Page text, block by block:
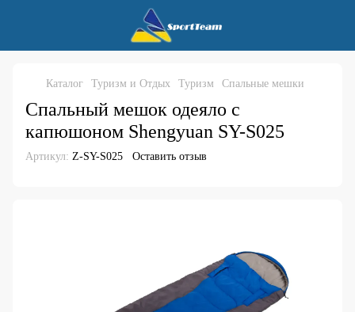
Каталог Туризм и Отдых Туризм Спальные мешки
Спальный мешок одеяло с
капюшоном Shengyuan SY-S025
Артикул: Z-SY-S025 Оставить отзыв